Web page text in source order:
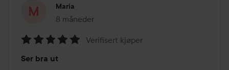
Maria
8 måneder
Innlegget ble opprettet 8 måneder
5
Verifisert kjøper
Ser bra ut